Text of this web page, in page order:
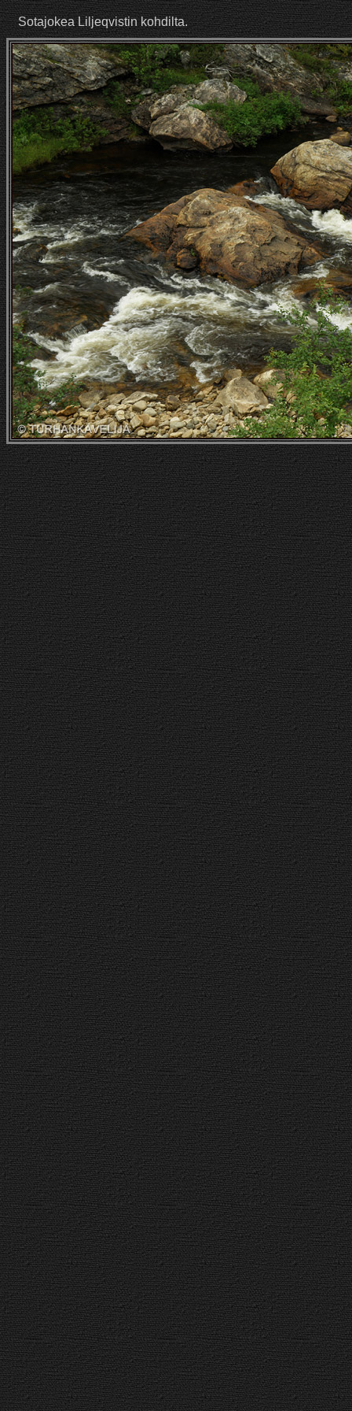
Sotajokea Liljeqvistin kohdilta.